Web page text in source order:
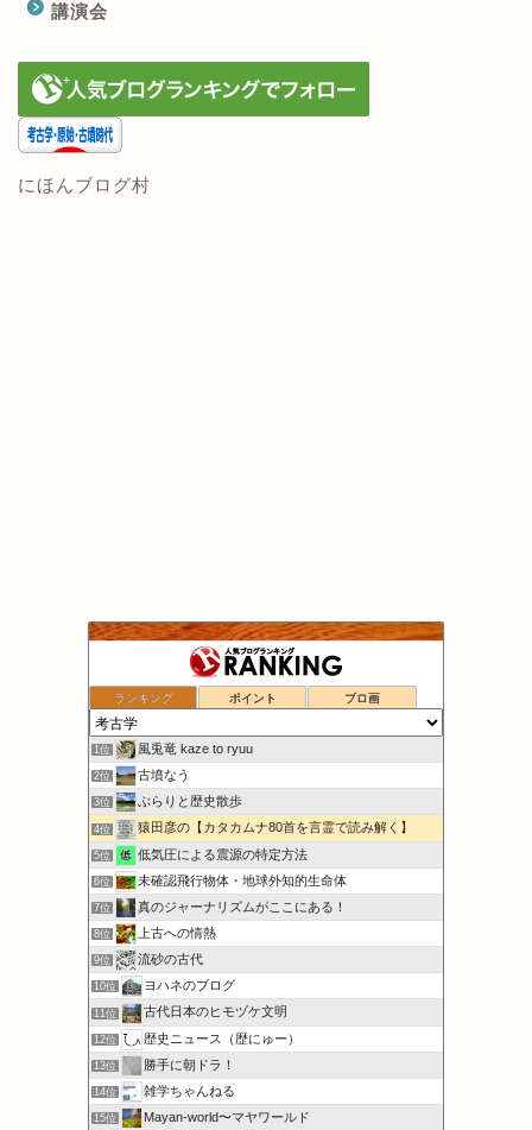
講演会
にほんブログ村
ランキング ポイント ブロ画
1位 風兎竜 kaze to ryuu
2位 古墳なう
3位 ぶらりと歴史散歩
4位 猿田彦の【カタカムナ80首を言霊で読み解く】
5位 低気圧による震源の特定方法
6位 未確認飛行物体・地球外知的生命体
7位 真のジャーナリズムがここにある！
8位 上古への情熱
9位 流砂の古代
10位 ヨハネのブログ
11位 古代日本のヒモヅケ文明
12位 歴史ニュース（歴にゅー）
13位 勝手に朝ドラ！
14位 雑学ちゃんねる
15位 Mayan‐world〜マヤワールド